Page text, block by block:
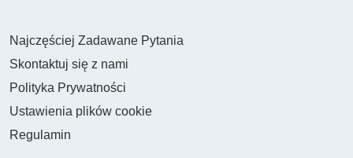
Najczęściej Zadawane Pytania
Skontaktuj się z nami
Polityka Prywatności
Ustawienia plików cookie
Regulamin